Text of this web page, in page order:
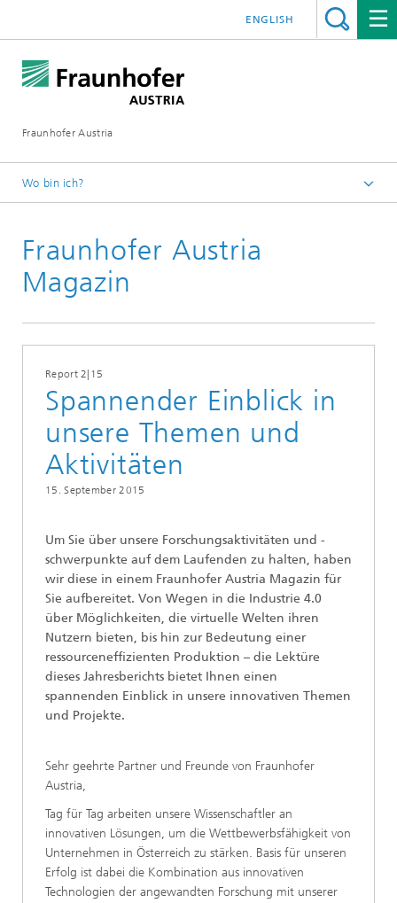
Fraunhofer Austria
ENGLISH
Wo bin ich?
Presse
Pressearchiv
Fraunhofer Austria
Magazin
Report 2|15
Spannender Einblick in
unsere Themen und
Aktivitäten
15. September 2015
Um Sie über unsere Forschungsaktivitäten und -
schwerpunkte auf dem Laufenden zu halten, haben
wir diese in einem Fraunhofer Austria Magazin für
Sie aufbereitet. Von Wegen in die Industrie 4.0
über Möglichkeiten, die virtuelle Welten ihren
Nutzern bieten, bis hin zur Bedeutung einer
ressourceneffizienten Produktion – die Lektüre
dieses Jahresberichts bietet Ihnen einen
spannenden Einblick in unsere innovativen Themen
und Projekte.
Sehr geehrte Partner und Freunde von Fraunhofer
Austria,
Tag für Tag arbeiten unsere Wissenschaftler an
innovativen Lösungen, um die Wettbewerbsfähigkeit von
Unternehmen in Österreich zu stärken. Basis für unseren
Erfolg ist dabei die Kombination aus innovativen
Technologien der angewandten Forschung mit unserer